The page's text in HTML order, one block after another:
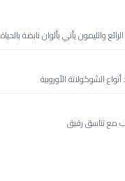
والليمون يأتي بألوان نابضة بالحياة
الشوكولاتة الأوروبية
مع تناسق رقيق